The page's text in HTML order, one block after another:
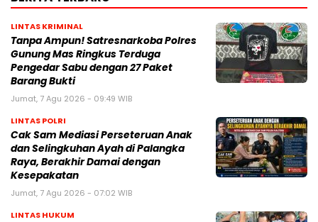
LINTAS KRIMINAL
Tanpa Ampun! Satresnarkoba Polres
Gunung Mas Ringkus Terduga
Pengedar Sabu dengan 27 Paket
Barang Bukti
Jumat, 7 Agu 2026 - 09:49 WIB
LINTAS POLRI
Cak Sam Mediasi Perseteruan Anak
dan Selingkuhan Ayah di Palangka
Raya, Berakhir Damai dengan
Kesepakatan
Jumat, 7 Agu 2026 - 07:02 WIB
LINTAS HUKUM